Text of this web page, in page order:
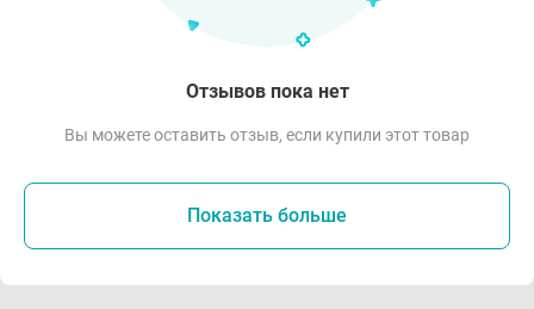
Отзывов пока нет
Вы можете оставить отзыв, если купили этот товар
Показать больше